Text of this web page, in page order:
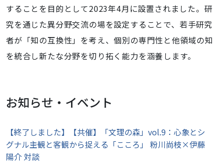
することを目的として2023年4月に設置されました。研
究を通じた異分野交流の場を設定することで、若手研究
者が「知の互換性」を考え、個別の専門性と他領域の知
を統合し新たな分野を切り拓く能力を涵養します。
お知らせ・イベント
【終了しました】【共催】「文理の森」vol.9：心象とシ
グナル――主観と客観から捉える「こころ」 粉川尚枝×伊藤
陽介 対談